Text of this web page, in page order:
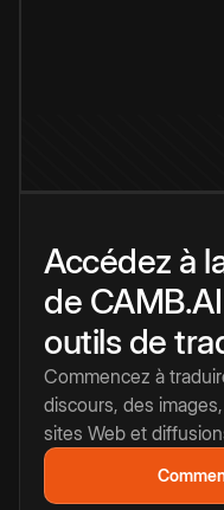
Accédez à
de CAMB.AI
outils de
Commencez à
discours, des
sites Web et